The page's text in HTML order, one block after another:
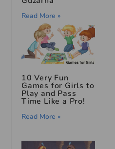
Read More »
10 Very Fun
Games for Girls to
Play and Pass
Time Like a Pro!
Read More »